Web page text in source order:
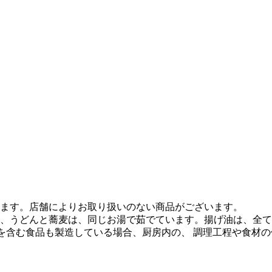
。店舗によりお取り扱いのない商品がございます。
うどんと蕎麦は、同じお湯で茹でています。揚げ油は、全
む食品も製造している場合、厨房内の、 調理工程や食材